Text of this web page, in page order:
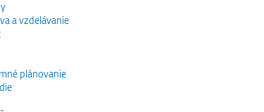
a vzdelávanie
plánovanie